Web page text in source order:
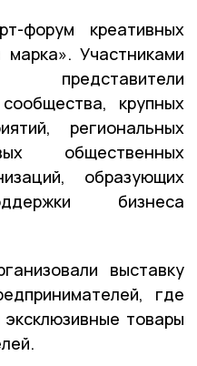
форум креативных
марка». Участниками
крупных
региональных
общественных
образующих
бизнеса
выставку
где
товары